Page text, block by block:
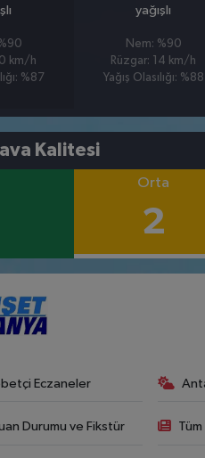
km/h
%87
yağışlı
Nem: %90
Rüzgar: 14 km/h
Yağış Olasılığı: %88
Kalitesi
Orta
2
Eczaneler
Durumu ve Fikstür